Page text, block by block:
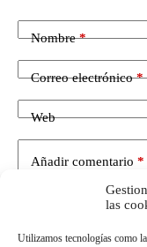
las
Utilizamos tecnologías como
Nombre*
Correo electrónico*
Web
Añadir comentario *